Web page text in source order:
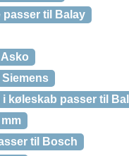
til Balay
køleskab passer til
til Bosch